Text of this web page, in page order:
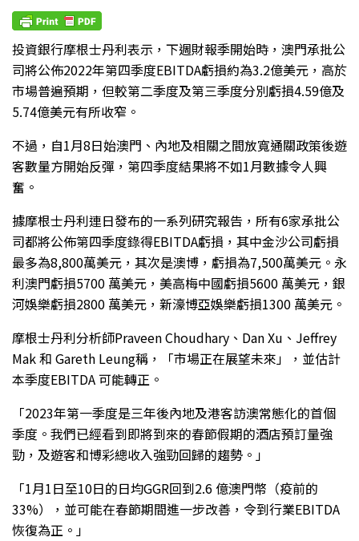
投資銀行摩根士丹利表示，下週財報季開始時，澳門承批公
司將公佈2022年第四季度EBITDA虧損約為3.2億美元，高於
市場普遍預期，但較第二季度及第三季度分別虧損4.59億及
5.74億美元有所收窄。
不過，自1月8日始澳門、內地及相關之間放寬通關政策後遊
客數量方開始反彈，第四季度結果將不如1月數據令人興
奮。
據摩根士丹利連日發布的一系列研究報告，所有6家承批公
司都將公佈第四季度錄得EBITDA虧損，其中金沙公司虧損
最多為8,800萬美元，其次是澳博，虧損為7,500萬美元。永
利澳門虧損5700 萬美元，美高梅中國虧損5600 萬美元，銀
河娛樂虧損2800 萬美元，新濠博亞娛樂虧損1300 萬美元。
摩根士丹利分析師Praveen Choudhary、Dan Xu、Jeffrey
Mak 和 Gareth Leung稱，「市場正在展望未來」，並估計
本季度EBITDA 可能轉正。
「2023年第一季度是三年後內地及港客訪澳常態化的首個
季度。我們已經看到即將到來的春節假期的酒店預訂量強
勁，及遊客和博彩總收入強勁回歸的趨勢。」
「1月1日至10日的日均GGR回到2.6 億澳門幣（疫前的
33%），並可能在春節期間進一步改善，令到行業EBITDA
恢復為正。」